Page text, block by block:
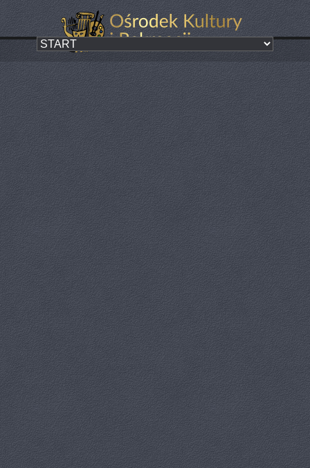
Plener twórczy dla młodzieży
Kategoria: ZA NAMI
W malowniczym Paczkowie, znanym z pięknej architektury i ciekawej
historii, odbył się wyjątkowy plener twórczy. W dniach 19-23 sierpnia
Ośrodek Kultury i Rekreacji stał się miejscem nie tylko spotkań z
kulturą, ale także prawdziwym centrum twórczej ekspresji. Młodzież
miała okazję wziąć udział w plenerze pn. „Kolory Miasta”, podczas
którego stworzyła mural w ogrodzie OKiR. Wydarzenie przyciągnęło
młodych twórców, którzy chcieli rozwijać zainteresowania, wyrazić
siebie w niecodzienny sposób oraz nawiązać nowe znajomości.
Warsztaty rozpoczęły się od stworzenia projektu oraz krótkiego
wprowadzenia o technikach malowania muralu. Po czym podzieleni
na grupy młodzi artyści zaczęli szkicować swoje pomysły na murze, a
następnie wypełniać je kolorem. Przez cztery dni, z każdym kolejnym
pociągnięciem pędzla mural zaczynał nabierać kształtu, a uczestnicy
mogli poczuć dumę z wkładu w tworzeniu czegoś wyjątkowego. Była
to niepowtarzalna okazja do wykonania muralu, który odzwierciedla
piękno i ducha naszego urokliwego Paczkowa oraz uczczenia 770-
lecia nadania mu praw miejskich. Dzieło, które powstało nie tylko
ozdobiło przestrzeń miejską, ale także stało się symbolem pasji,
kreatywności i lokalnej tożsamości.
Mural wykonali: Piotrek, Kalina, Zosia, Julka, Dorota, Jaromir, Milena,
Iga, Emila, Martyna, Zuzia, Milena, Kuba i Stasiu pod okiem pani Marii
Głębickiej, której wkład w projekt był nieoceniony – nie tylko
dostarczała cennych, technicznych wskazówek dotyczących
malowania, ale również inspirowała do wyrażania siebie i